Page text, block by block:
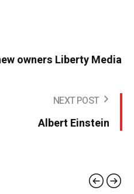
owners Liberty Media
NEXT POST
Albert Einstein